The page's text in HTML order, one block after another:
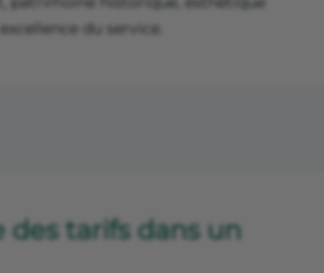
du service.
des tarifs dans un